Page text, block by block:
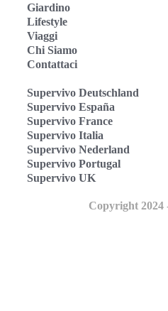
Giardino
Lifestyle
Viaggi
Chi Siamo
Contattaci
Supervivo Deutschland
Supervivo España
Supervivo France
Supervivo Italia
Supervivo Nederland
Supervivo Portugal
Supervivo UK
Copyright 2024